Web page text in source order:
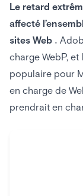
Le retard
affecté
sites Web .
charge WebP,
populaire pour
en charge de
prendrait en